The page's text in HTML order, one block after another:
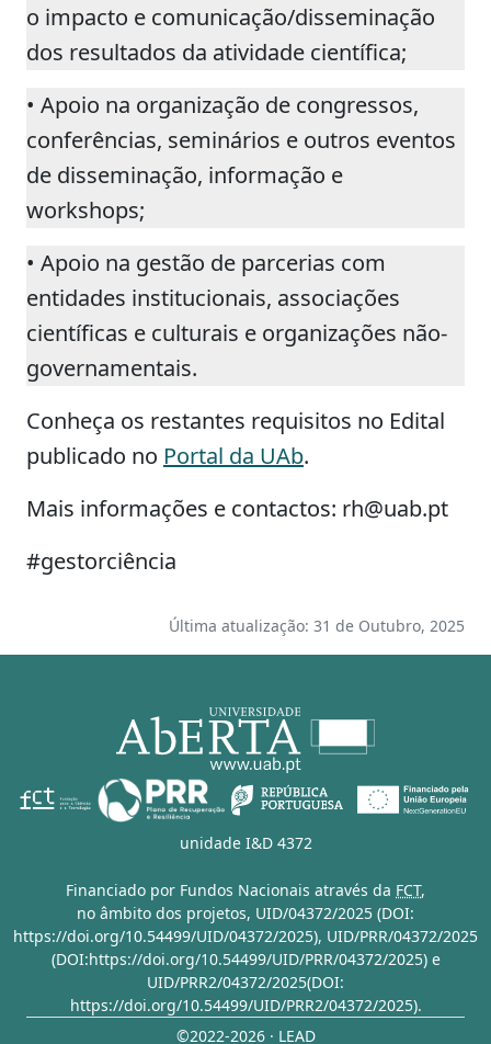
o impacto e comunicação/disseminação
dos resultados da atividade científica;
• Apoio na organização de congressos,
conferências, seminários e outros eventos
de disseminação, informação e
workshops;
• Apoio na gestão de parcerias com
entidades institucionais, associações
científicas e culturais e organizações não-
governamentais.
Conheça os restantes requisitos no Edital
publicado no Portal da UAb.
Mais informações e contactos: rh@uab.pt
#gestorciência
Última atualização: 31 de Outubro, 2025
unidade I&D 4372
Financiado por Fundos Nacionais através da FCT,
no âmbito dos projetos, UID/04372/2025 (DOI:
https://doi.org/10.54499/UID/04372/2025), UID/PRR/04372/2025
(DOI:https://doi.org/10.54499/UID/PRR/04372/2025)e
UID/PRR2/04372/2025(DOI:
https://doi.org/10.54499/UID/PRR2/04372/2025).
©2022-2026 · LEAD